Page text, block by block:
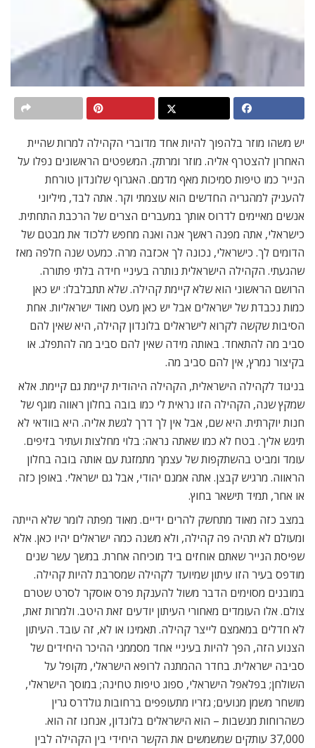
יש משהו מוזר בלהפוך להיות אחד מדוברי הקהילה למרות שהיית
האחרון להצטרף אליה. מוזר ומרתק. המשפטים הראשונים נפלו על
הנייר כמו טיפות סמיכות מאף מדמם. האגרוף שלונדון טורחת
להעניק למהגריה החדשים הוא עוצמתי וקר. אתה לבד, מיליוני
אנשים מאיימים לדרוס אותך במעברים הצרים של הרכבת התחתית.
כישראלי, אתה מפנה ראשך אנה ואנה מחפש ללכוד את מבטם של
הדומים לך. כישראלי, נכונה לך אכזבה מרה. כמעט שנה חלפה מאז
שהגעתי. הקהילה הישראלית נותרה בעיניי חידה בלתי פתורה.
הרושם הראשוני הוא שלא קיימת קהילה. שלא תתבלבלו: יש כאן
כמות נכבדת של ישראלים אבל יש כאן מעט מאוד ישראליות. אחת
הסיבות שקשה לקרוא לישראלים בלונדון קהילה, היא שאין להם
סביב מה להתאחד. באותה מידה שאין להם סביב מה להתפלג. או
בקיצור נמרץ, אין להם סביב מה.
בניגוד לקהילה הישראלית, הקהילה היהודית קיימת גם קיימת. אלא
שמקץ שנה, הקהילה הזו נראית לי כמו בובה בחלון ראווה מוגף של
חנות יוקרתית. היא שם, אבל אין לך דרך לגשת אליה. היא בוודאי לא
תיגש אליך. בטח לא כמו שאתה נראה: בלוי מחלצות ועתיר בזיפים.
עומד ומביט בהשתקפות של עצמך מתמזגת עם אותה בובה בחלון
הראווה. מרגיש קבצן. אתה אמנם יהודי, אבל גם ישראלי. באופן כזה
או אחר, תמיד תישאר בחוץ.
במצב כזה מאוד מתחשק להרים ידיים. מאוד מפתה לומר שלא הייתה
ומעולם לא תהיה פה קהילה, ולא משנה כמה ישראלים יהיו כאן. אלא
שפיסת הנייר שאתם אוחזים ביד מוכיחה אחרת. במשך עשר שנים
מודפס בעיר הזו עיתון שמיועד לקהילה שמסרבת להיות קהילה.
במובנים מסוימים הדבר משול להענקת פרס אוסקר לסרט שטרם
צולם. אלו העומדים מאחורי העיתון יודעים זאת היטב. ולמרות זאת,
לא חדלים במאמצם לייצר קהילה. תאמינו או לא, זה עובד. העיתון
הצנוע הזה, הפך להיות בעיניי אחד מסממני ההיכר היחידים של
סביבה ישראלית. בחדר ההמתנה לרופא הישראלי, מקופל על
השולחן; בפלאפל הישראלי, ספוג טיפות טחינה; במוסך הישראלי,
מושחר משמן מנועים; גזריו מתעופפים ברחובות גולדרס גרין
כשהרוחות מנשבות – הוא הישראלים בלונדון, אנחנו זה הוא.
37,000 עותקים שמשמשים את הקשר היחידי בין הקהילה לבין